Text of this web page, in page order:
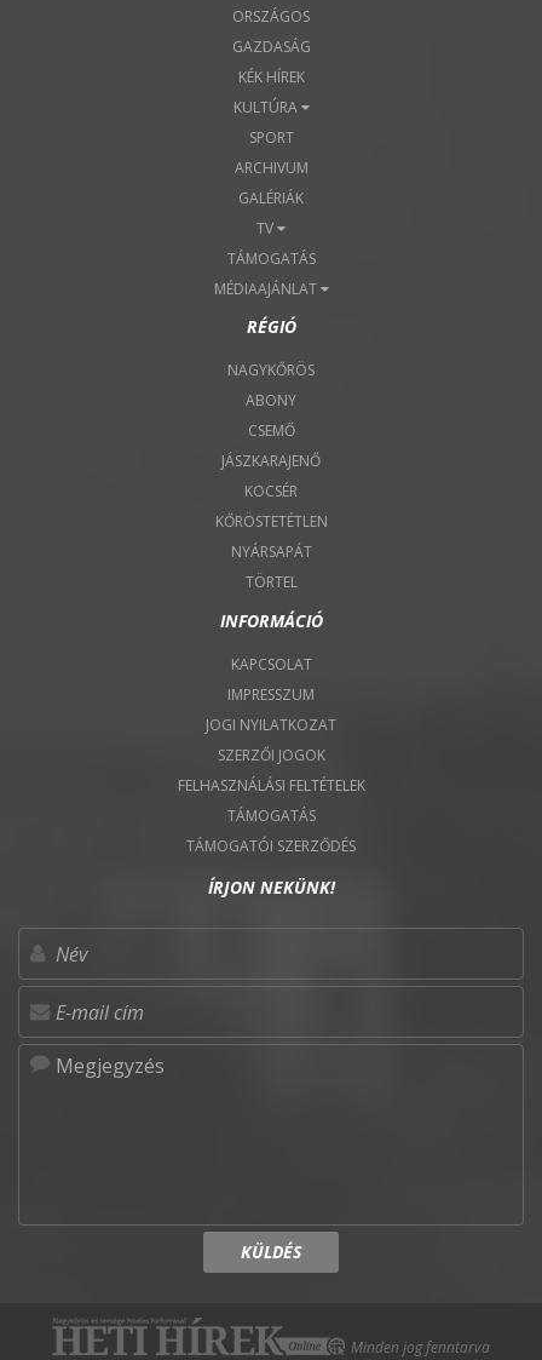
ORSZÁGOS
GAZDASÁG
KÉK HÍREK
KULTÚRA
SPORT
ARCHIVUM
GALÉRIÁK
TV
TÁMOGATÁS
MÉDIAAJÁNLAT
RÉGIÓ
NAGYKŐRÖS
ABONY
CSEMŐ
JÁSZKARAJENŐ
KOCSÉR
KŐRÖSTETÉTLEN
NYÁRSAPÁT
TÖRTEL
INFORMÁCIÓ
KAPCSOLAT
IMPRESSZUM
JOGI NYILATKOZAT
SZERZŐI JOGOK
FELHASZNÁLÁSI FELTÉTELEK
TÁMOGATÁS
TÁMOGATÓI SZERZŐDÉS
ÍRJON NEKÜNK!
KÜLDÉS
Minden jog fenntarva